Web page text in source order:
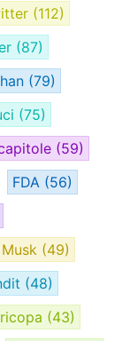
(112)
(87)
(79)
(75)
(59)
FDA (56)
(49)
(48)
(43)